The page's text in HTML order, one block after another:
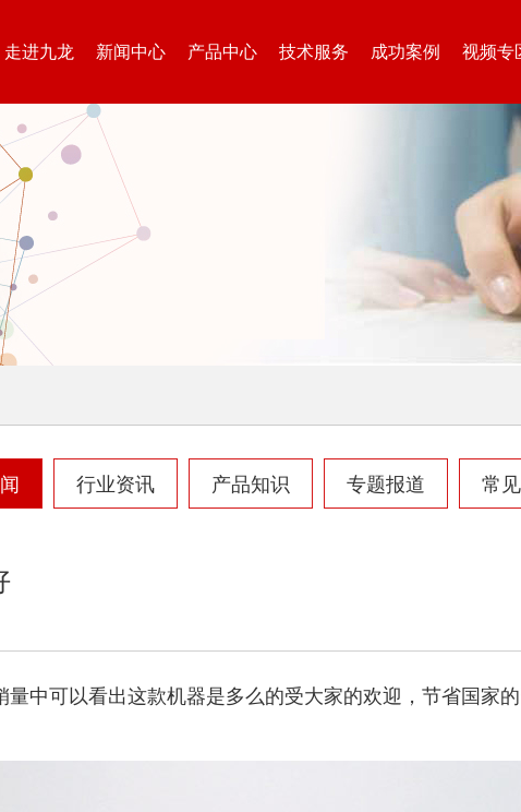
走进九龙 新闻中心 产品中心 技术服务 成功案例 视频专
行业资讯 产品知识 专题报道 常
中可以看出这款机器是多么的受大家的欢迎，节省国家